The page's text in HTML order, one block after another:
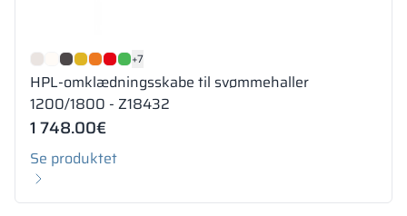
+7
HPL-omklædningsskabe til svømmehaller
1200/1800 - Z18432
1 748.00€
Se produktet